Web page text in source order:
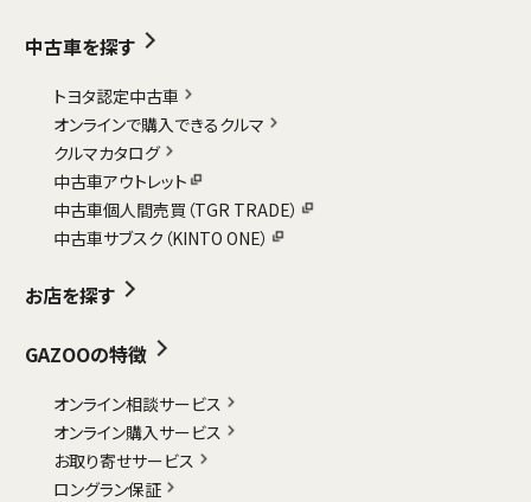
中古車を探す
トヨタ認定中古車
オンラインで購入できるクルマ
クルマカタログ
中古車アウトレット
中古車個人間売買（TGR TRADE）
中古車サブスク（KINTO ONE）
お店を探す
GAZOOの特徴
オンライン相談サービス
オンライン購入サービス
お取り寄せサービス
ロングラン保証